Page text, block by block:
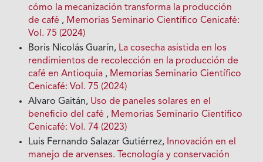
cómo la mecanización transforma la producción
de café , Memorias Seminario Científico Cenicafé:
Vol. 75 (2024)
Boris Nicolás Guarín, La cosecha asistida en los
rendimientos de recolección en la producción de
café en Antioquia , Memorias Seminario Científico
Cenicafé: Vol. 75 (2024)
Alvaro Gaitán, Uso de paneles solares en el
beneficio del café , Memorias Seminario Científico
Cenicafé: Vol. 74 (2023)
Luis Fernando Salazar Gutiérrez, Innovación en el
manejo de arvenses. Tecnología y conservación